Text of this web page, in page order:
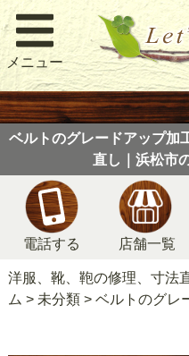
メニュー
ベルトのグレードアップ加
直し｜浜松市
電話する 店舗一覧
洋服、靴、鞄の修理、寸法
ム > 未分類> ベルトのグレ